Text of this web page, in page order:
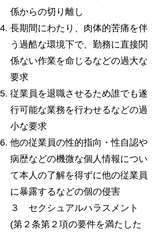
係からの切り離し
長期間にわたり、肉体的苦痛を伴
う過酷な環境下で、勤務に直接関
係ない作業を命じるなどの過大な
要求
従業員を退職させるため誰でも遂
行可能な業務を行わせるなどの過
小な要求
他の従業員の性的指向・性自認や
病歴などの機微な個人情報につい
て本人の了解を得ずに他の従業員
に暴露するなどの個の侵害
３ セクシュアルハラスメント
(第２条第２項の要件を満たした